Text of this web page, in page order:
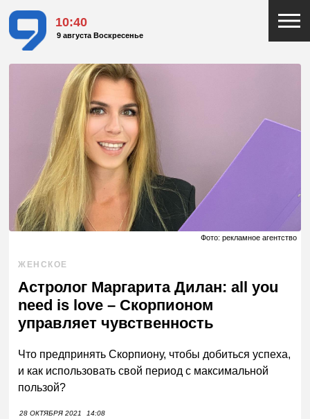
10:40
9 августа Воскресенье
Фото: рекламное агентство
ЖЕНСКОЕ
Астролог Маргарита Дилан: all you
need is love – Скорпионом
управляет чувственность
Что предпринять Скорпиону, чтобы добиться успеха,
и как использовать свой период с максимальной
пользой?
28 ОКТЯБРЯ 2021 14:08